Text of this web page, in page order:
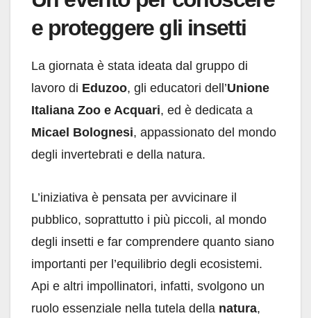
e proteggere gli insetti
La giornata è stata ideata dal gruppo di
lavoro di Eduzoo, gli educatori dell’Unione
Italiana Zoo e Acquari, ed è dedicata a
Micael Bolognesi, appassionato del mondo
degli invertebrati e della natura.
L’iniziativa è pensata per avvicinare il
pubblico, soprattutto i più piccoli, al mondo
degli insetti e far comprendere quanto siano
importanti per l’equilibrio degli ecosistemi.
Api e altri impollinatori, infatti, svolgono un
ruolo essenziale nella tutela della natura,